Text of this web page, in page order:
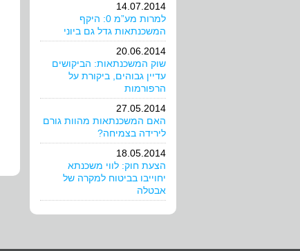
14.07.2014
למרות מע”מ 0: היקף
המשכנתאות גדל גם ביוני
20.06.2014
שוק המשכנתאות: הביקושים
עדיין גבוהים, ביקורת על
הרפורמות
27.05.2014
האם המשכנתאות מהוות גורם
לירידה בצמיחה?
18.05.2014
הצעת חוק: לווי משכנתא
יחוייבו בביטוח למקרה של
אבטלה